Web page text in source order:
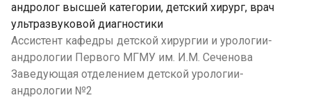
андролог высшей категории, детский хирург, врач
ультразвуковой диагностики
Ассистент кафедры детской хирургии и урологии-
андрологии Первого МГМУ им. И.М. Сеченова
Заведующая отделением детской урологии-
андрологии №2